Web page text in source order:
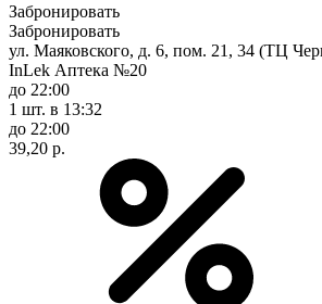
Забронировать
Забронировать
ул. Маяковского, д. 6, пом. 21, 34 (ТЦ
InLek Аптека №20
до 22:00
1 шт. в 13:32
до 22:00
39,20 р.